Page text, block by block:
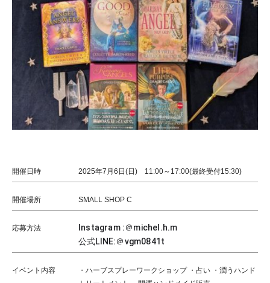
開催日時 2025年7月6日(日) 11:00～17:00(最終受付15:30)
開催場所 SMALL SHOP C
応募方法
Instagram :＠michel.h.m
公式LINE:＠vgm0841t
イベント内容
・ハーブスプレーワークショップ ・占い ・潤うハンド